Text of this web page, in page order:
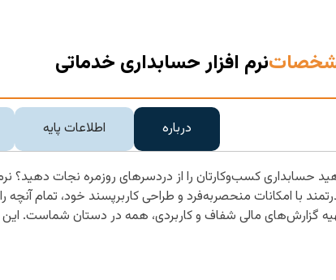
نرم افزار حسابداری خدماتی
درباره اطلاعات پایه
حسابداری کسب‌وکارتان را از دردسرهای روزمره نجات دهید؟
با امکانات منحصربه‌فرد و طراحی کاربرپسند خود، تمام
گزارش‌های مالی شفاف و کاربردی، همه در دستان شماست.